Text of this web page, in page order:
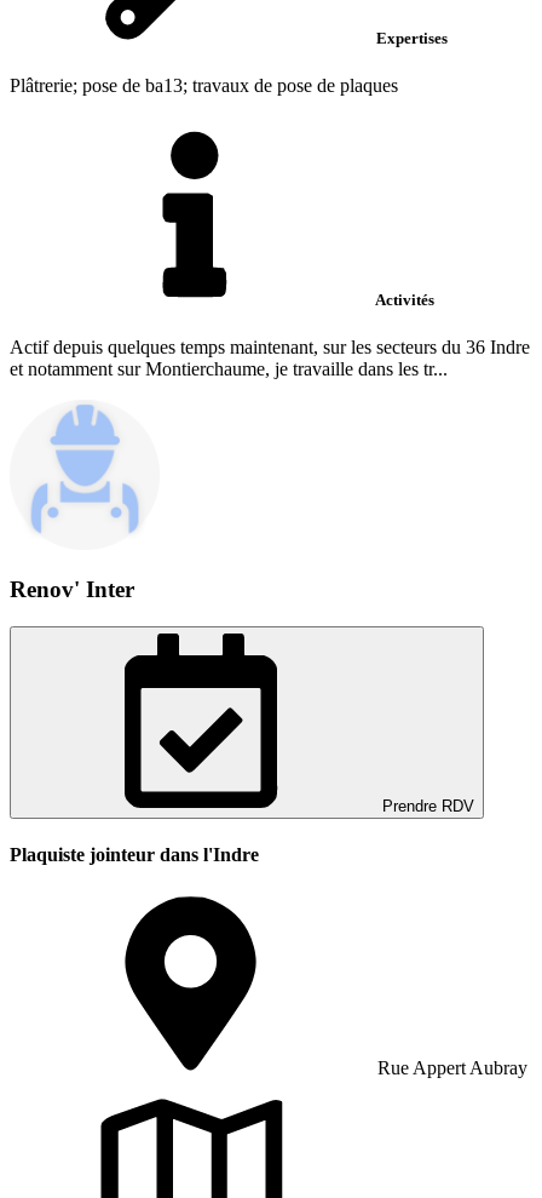
Expertises
Plâtrerie; pose de ba13; travaux de pose de plaques
Activités
Actif depuis quelques temps maintenant, sur les secteurs du 36 Indre
et notamment sur Montierchaume, je travaille dans les tr...
Renov' Inter
Prendre RDV
Plaquiste jointeur dans l'Indre
Rue Appert Aubray